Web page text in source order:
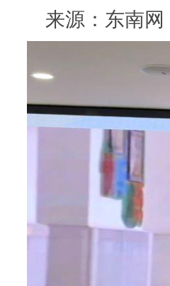
来源：东南网